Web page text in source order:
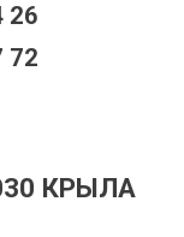
26
72
КРЫЛА